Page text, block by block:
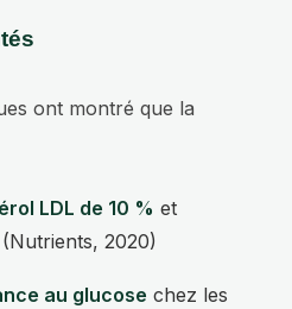
ont montré que la
LDL de 10 % et
2020)
au glucose chez les